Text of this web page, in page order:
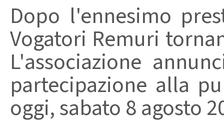
Dopo l'ennesimo
Vogatori Remuri
L'associazione
partecipazione alla
oggi, sabato 8 agosto